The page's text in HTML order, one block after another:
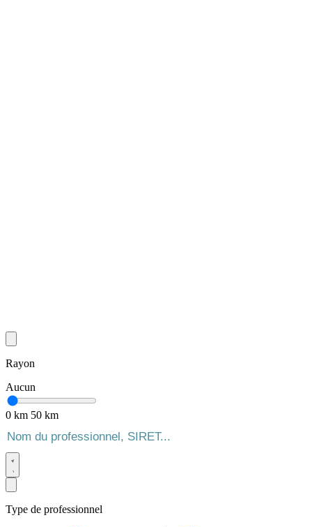
Rayon
Aucun
0 km 50 km
Type de professionnel